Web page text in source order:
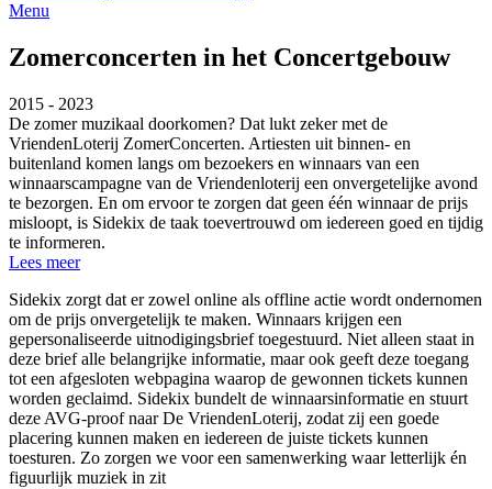
Menu
Zomerconcerten in het Concertgebouw
2015 - 2023
De zomer muzikaal doorkomen? Dat lukt zeker met de
VriendenLoterij ZomerConcerten. Artiesten uit binnen- en
buitenland komen langs om bezoekers en winnaars van een
winnaarscampagne van de Vriendenloterij een onvergetelijke avond
te bezorgen. En om ervoor te zorgen dat geen één winnaar de prijs
misloopt, is Sidekix de taak toevertrouwd om iedereen goed en tijdig
te informeren.
Lees meer
Sidekix zorgt dat er zowel online als offline actie wordt ondernomen
om de prijs onvergetelijk te maken. Winnaars krijgen een
gepersonaliseerde uitnodigingsbrief toegestuurd. Niet alleen staat in
deze brief alle belangrijke informatie, maar ook geeft deze toegang
tot een afgesloten webpagina waarop de gewonnen tickets kunnen
worden geclaimd. Sidekix bundelt de winnaarsinformatie en stuurt
deze AVG-proof naar De VriendenLoterij, zodat zij een goede
placering kunnen maken en iedereen de juiste tickets kunnen
toesturen. Zo zorgen we voor een samenwerking waar letterlijk én
figuurlijk muziek in zit